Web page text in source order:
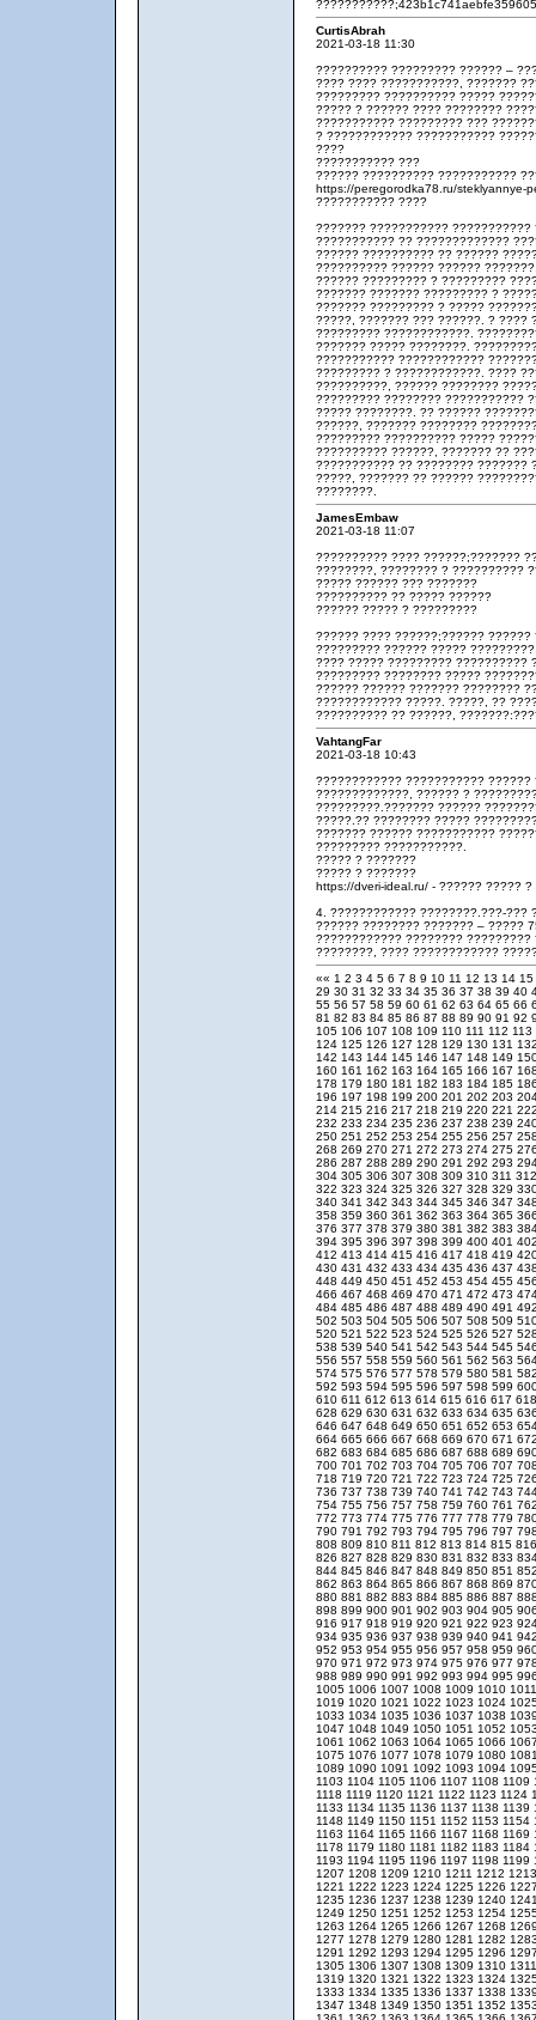
CurtisAbrah
2021-03-18 11:30
?????????? ????????? ?????? –
???? ???? ???????????, ???????
????????? ?????????? ?????
????? ? ?????? ???? ????????
??????????? ????????? ???
? ???????????? ???????????
????
??????????? ???
?????? ?????????? ???????????
https://peregorodka78.ru/steklyannye-
??????????? ????
??????? ???????????
??????????? ?? ?????????????
?????? ?????????? ?? ??????
?????????? ?????? ??????
?????? ????????? ? ?????????
??????? ??????? ????????? ?
??????? ????????? ? ?????
?????, ??????? ??? ??????. ? ????
????????? ????????????.
??????? ????? ????????.
??????????? ????????????
????????? ? ????????????. ????
??????????, ?????? ????????
????????? ???????? ???????????
????? ????????. ?? ??????
??????, ??????? ????????
????????? ?????????? ?????
?????????? ??????, ??????? ??
??????????? ?? ????????
?????, ??????? ?? ??????
????????.
JamesEmbaw
2021-03-18 11:07
?????????? ???? ??????;???????
????????, ???????? ? ??????????
????? ?????? ??? ???????
?????????? ?? ????? ??????
?????? ????? ? ?????????
?????? ???? ??????;??????
????????? ?????? ?????
???? ????? ????????? ??????????
????????? ???????? ?????
?????? ?????? ??????? ????????
???????????? ?????. ?????, ??
?????????? ?? ??????,
VahtangFar
2021-03-18 10:43
???????????? ???????????
?????????????, ?????? ?
?????????.??????? ??????
?????.?? ???????? ?????
??????? ?????? ???????????
????????? ???????????.
????? ? ???????
????? ? ???????
https://dveri-ideal.ru/ - ?????? ????? ?
4. ???????????? ????????.???-???
?????? ???????? ??????? – ?????
???????????? ????????
????????, ???? ????????????
«« 1 2 3 4 5 6 7 8 9 10 11 12 13 14 15
29 30 31 32 33 34 35 36 37 38 39 40
55 56 57 58 59 60 61 62 63 64 65 66
81 82 83 84 85 86 87 88 89 90 91 92
105 106 107 108 109 110 111 112 113
124 125 126 127 128 129 130 131
142 143 144 145 146 147 148 149
160 161 162 163 164 165 166 167
178 179 180 181 182 183 184 185
196 197 198 199 200 201 202 203
214 215 216 217 218 219 220 221
232 233 234 235 236 237 238 239
250 251 252 253 254 255 256 257
268 269 270 271 272 273 274 275
286 287 288 289 290 291 292 293
304 305 306 307 308 309 310 311
322 323 324 325 326 327 328 329
340 341 342 343 344 345 346 347
358 359 360 361 362 363 364 365
376 377 378 379 380 381 382 383
394 395 396 397 398 399 400 401
412 413 414 415 416 417 418 419
430 431 432 433 434 435 436 437
448 449 450 451 452 453 454 455
466 467 468 469 470 471 472 473
484 485 486 487 488 489 490 491
502 503 504 505 506 507 508 509
520 521 522 523 524 525 526 527
538 539 540 541 542 543 544 545
556 557 558 559 560 561 562 563
574 575 576 577 578 579 580 581
592 593 594 595 596 597 598 599
610 611 612 613 614 615 616 617
628 629 630 631 632 633 634 635
646 647 648 649 650 651 652 653
664 665 666 667 668 669 670 671
682 683 684 685 686 687 688 689
700 701 702 703 704 705 706 707
718 719 720 721 722 723 724 725
736 737 738 739 740 741 742 743
754 755 756 757 758 759 760 761
772 773 774 775 776 777 778 779
790 791 792 793 794 795 796 797
808 809 810 811 812 813 814 815
826 827 828 829 830 831 832 833
844 845 846 847 848 849 850 851
862 863 864 865 866 867 868 869
880 881 882 883 884 885 886 887
898 899 900 901 902 903 904 905
916 917 918 919 920 921 922 923
934 935 936 937 938 939 940 941
952 953 954 955 956 957 958 959
970 971 972 973 974 975 976 977
988 989 990 991 992 993 994 995
1005 1006 1007 1008 1009 1010
1019 1020 1021 1022 1023 1024
1033 1034 1035 1036 1037 1038
1047 1048 1049 1050 1051 1052
1061 1062 1063 1064 1065 1066
1075 1076 1077 1078 1079 1080
1089 1090 1091 1092 1093 1094
1103 1104 1105 1106 1107 1108 1109
1118 1119 1120 1121 1122 1123 1124
1133 1134 1135 1136 1137 1138 1139
1148 1149 1150 1151 1152 1153 1154
1163 1164 1165 1166 1167 1168 1169
1178 1179 1180 1181 1182 1183 1184
1193 1194 1195 1196 1197 1198 1199
1207 1208 1209 1210 1211 1212
1221 1222 1223 1224 1225 1226
1235 1236 1237 1238 1239 1240
1249 1250 1251 1252 1253 1254
1263 1264 1265 1266 1267 1268
1277 1278 1279 1280 1281 1282
1291 1292 1293 1294 1295 1296
1305 1306 1307 1308 1309 1310
1319 1320 1321 1322 1323 1324
1333 1334 1335 1336 1337 1338
1347 1348 1349 1350 1351 1352